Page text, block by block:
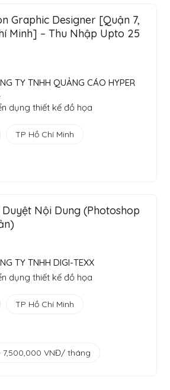
Graphic Designer [Quận 7,
Minh] – Thu Nhập Upto 25
TY TNHH QUẢNG CÁO HYPER
dụng thiết kế đồ họa
TP Hồ Chí Minh
Duyệt Nội Dung (Photoshop
TY TNHH DIGI-TEXX
dụng thiết kế đồ họa
TP Hồ Chí Minh
7,500,000 VNĐ/ tháng